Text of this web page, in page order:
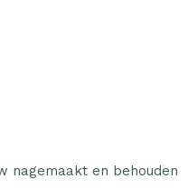
nagemaakt en behouden